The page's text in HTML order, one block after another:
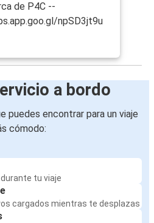
de P4C --
npSD3jt9u
a bordo
puedes encontrar para un viaje
cómodo:
tu viaje
cargados mientras te desplazas